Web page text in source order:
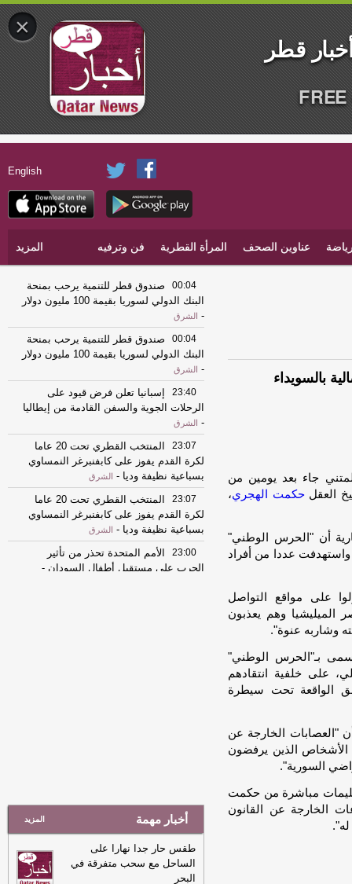
English
عناوين الصحف المرأة القطرية فن وترفيه المزيد
بالسويداء
جاء بعد يومين من
العقلحكمت الهجري،
أن "الحرس الوطني"
واستهدفت عددا من أفراد
على مواقع التواصل
وهم يعذبون
وشاربه عنوة".
ما يسمى بـ"الحرس الوطني"
على خلفية انتقادهم
الواقعة تحت سيطرة
"العصابات الخارجة عن
الأشخاص الذين يرفضون
السورية".
مباشرة من حكمت
الخارجة عن القانون
00:04
صندوق قطر للتنمية يرحب بمنحة
البنك الدولي لسوريا بقيمة 100 مليون دولار
-
الشرق
00:04
صندوق قطر للتنمية يرحب بمنحة
البنك الدولي لسوريا بقيمة 100 مليون دولار
-
الشرق
23:40
إسبانيا تعلن فرض قيود على
الرحلات الجوية والسفن القادمة من إيطاليا
-
الشرق
23:07
المنتخب القطري تحت 20 عاما
لكرة القدم يفوز على كابفنبرغر النمساوي
بسباعية نظيفة وديا - الشرق
23:07
المنتخب القطري تحت 20 عاما
لكرة القدم يفوز على كابفنبرغر النمساوي
بسباعية نظيفة وديا - الشرق
23:00
الأمم المتحدة تحذر من تأثير
الحرب على مستقبل أطفال السودان -
22:35
"خرائط جوجل" توسّع ميزة
"أعرف قبل أن تذهب" المدعومة بالذكاء
الاصطناعي- الشرق
22:35
"خرائط جوجل" توسّع ميزة
أخبار مهمة المزيد
طقس حار جدا نهارا على
الساحل مع سحب متفرقة في
البحر
×